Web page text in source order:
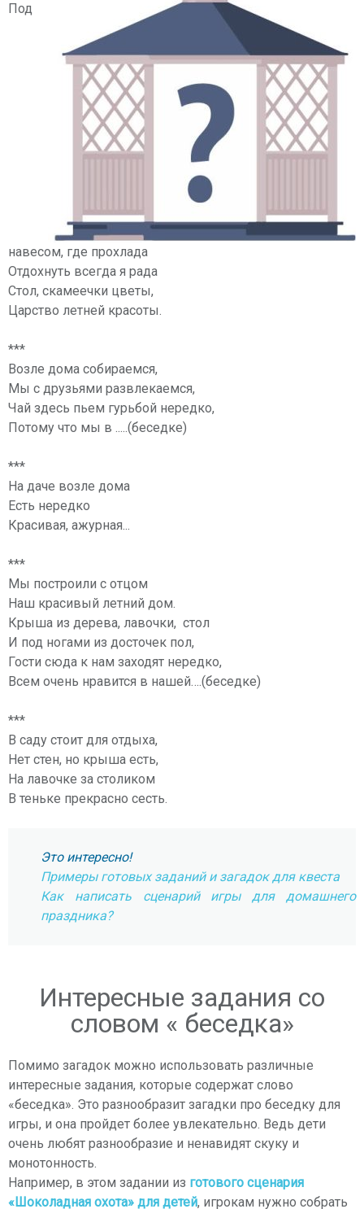
Под
навесом, где прохлада
Отдохнуть всегда я рада
Стол, скамеечки цветы,
Царство летней красоты.
***
Возле дома собираемся,
Мы с друзьями развлекаемся,
Чай здесь пьем гурьбой нередко,
Потому что мы в .....(беседке)
***
На даче возле дома
Есть нередко
Красивая, ажурная...
***
Мы построили с отцом
Наш красивый летний дом.
Крыша из дерева, лавочки, стол
И под ногами из досточек пол,
Гости сюда к нам заходят нередко,
Всем очень нравится в нашей….(беседке)
***
В саду стоит для отдыха,
Нет стен, но крыша есть,
На лавочке за столиком
В теньке прекрасно сесть.
Это интересно!
Примеры готовых заданий и загадок для квеста
Как написать сценарий игры для домашнего
праздника?
Интересные задания со
словом « беседка»
Помимо загадок можно использовать различные
интересные задания, которые содержат слово
«беседка». Это разнообразит загадки про беседку для
игры, и она пройдет более увлекательно. Ведь дети
очень любят разнообразие и ненавидят скуку и
монотонность.
Например, в этом задании из готового сценария
«Шоколадная охота» для детей, игрокам нужно собрать